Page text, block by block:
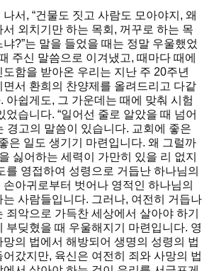
서, “건물도 짓고 사람도 모아야지, 왜
외치기만 하는 목회, 꺼꾸로 하는 목
?”는 말을 들었을 때는 정말 우울했었
주신 말씀으로 이겨냈고, 때마다 때에
함을 받아온 우리는 지난 주 20주년
면서 환희의 찬양제를 올려드리고 다같
아쉽게도, 그 가운데는 때에 맞춰 시험
었습니다. “일어선 줄로 알았을 때 넘어
경고의 말씀이 있습니다. 교회에 좋은
은 일도 생기기 마련입니다. 왜 그럴까
싫어하는 세력이 가만히 있을 리 없지
를 영접하여 성령으로 거듭난 하나님의
아귀로부터 벗어나 영적인 하나님의
는 사람들입니다. 그러나, 여전히 거듭나
죄악으로 가득찬 세상에서 살아야 하기
부딪혔을 때 우울해지기 마련입니다. 영
의 법에서 해방되어 생명의 성령의 법
어갔지만, 육신은 여전히 죄와 사망의 법